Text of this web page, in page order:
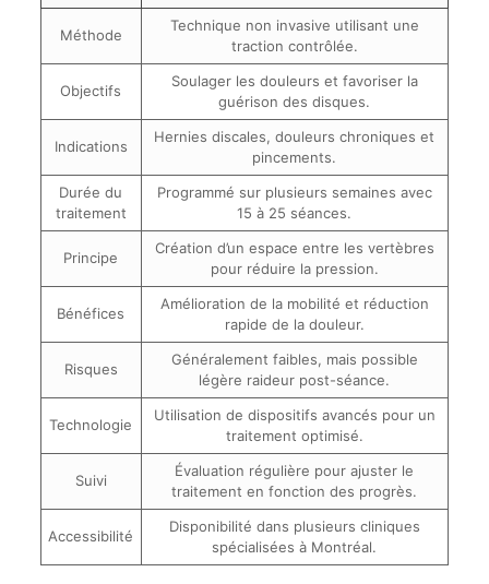
Méthode
Technique non invasive utilisant une
traction contrôlée.
Objectifs
Soulager les douleurs et favoriser la
guérison des disques.
Indications
Hernies discales, douleurs chroniques et
pincements.
Durée du
traitement
Programmé sur plusieurs semaines avec
15 à 25 séances.
Principe
Création d’un espace entre les vertèbres
pour réduire la pression.
Bénéfices
Amélioration de la mobilité et réduction
rapide de la douleur.
Risques
Généralement faibles, mais possible
légère raideur post-séance.
Technologie
Utilisation de dispositifs avancés pour un
traitement optimisé.
Suivi
Évaluation régulière pour ajuster le
traitement en fonction des progrès.
Accessibilité
Disponibilité dans plusieurs cliniques
spécialisées à Montréal.